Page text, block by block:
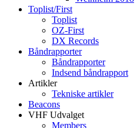
Toplist/First
Toplist
OZ-First
DX Records
Båndrapporter
Båndrapporter
Indsend båndrapport
Artikler
Tekniske artikler
Beacons
VHF Udvalget
Members